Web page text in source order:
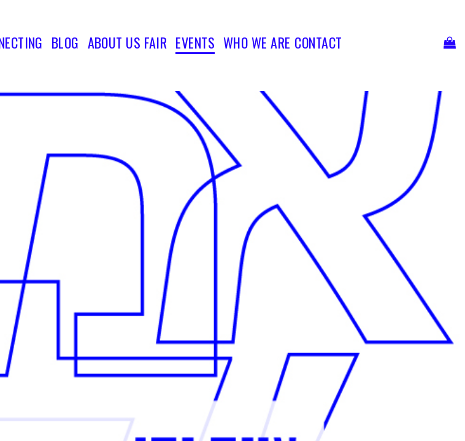
content
BLOG ABOUT US FAIR EVENTS WHO WE ARE CONTACT